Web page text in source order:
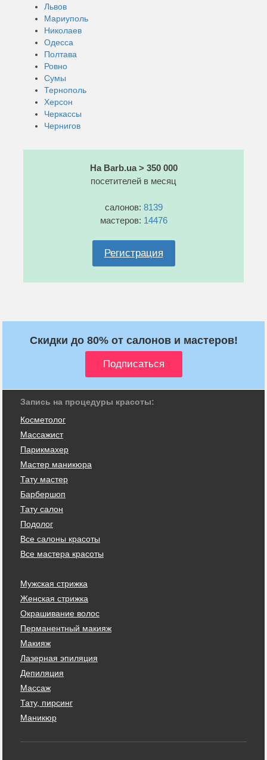
Львов
Мариуполь
Николаев
Одесса
Полтава
Ровно
Сумы
Тернополь
Херсон
Черкассы
Чернигов
На Barb.ua > 350 000
посетителей в месяц
салонов: 8139
мастеров: 14476
Регистрация
Скидки до 80% от салонов и мастеров!
Запись на процедуры красоты:
Косметолог
Массажист
Парикмахер
Мастер маникюра
Тату мастер
Барбершоп
Тату салон
Подолог
Все салоны красоты
Все мастера красоты
Мужская стрижка
Женская стрижка
Окрашивание волос
Перманентный макияж
Макияж
Лазерная эпиляция
Депиляция
Массаж
Тату, пирсинг
Маникюр